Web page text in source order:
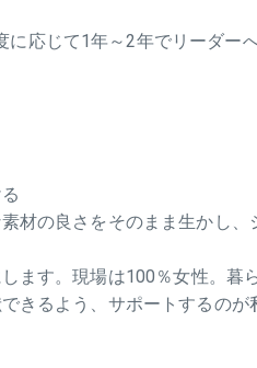
応じて1年～2年でリーダー
材の良さをそのまま生かし
ます。現場は100％女性。
きるよう、サポートするのが